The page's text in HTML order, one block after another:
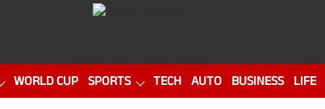
WORLD CUP SPORTS TECH AUTO BUSINESS LIFE